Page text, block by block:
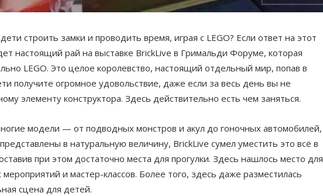
строить замки и проводить время, играя с LEGO? Если ответ на этот
настоящий рай на выставке BrickLive в Гримальди Форуме, которая
LEGO. Это целое королевство, настоящий отдельный мир, попав в
получите огромное удовольствие, даже если за весь день вы не
элементу конструктора. Здесь действительно есть чем заняться.
модели — от подводных монстров и акул до гоночных автомобилей,
в натуральную величину, BrickLive сумел уместить это всё в
при этом достаточно места для прогулки. Здесь нашлось место для
и мастер-классов. Более того, здесь даже разместилась
сцена для детей.